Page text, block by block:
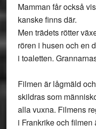
Mamman får också
kanske finns där.
Men trädets rötter
rören i husen och en
i toaletten.
Filmen är lågmäld
skildras som
alla vuxna. Filmens
i Frankrike och filmen